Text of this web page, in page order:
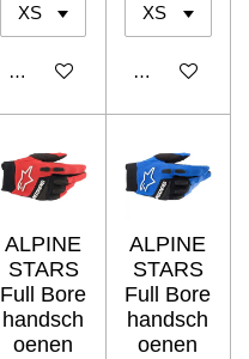
In winkelwagen In
ALPINE
STARS
Full Bore
handsch
oenen
ALPINE
STARS
Full Bore
handsch
oenen